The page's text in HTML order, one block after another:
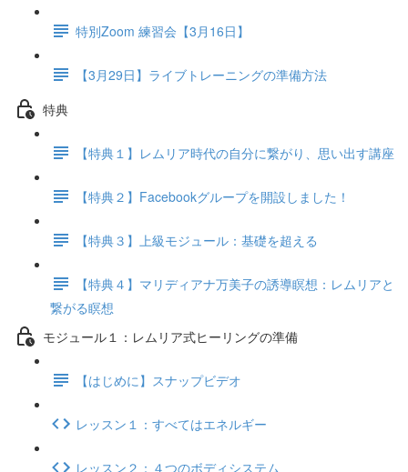
特別Zoom 練習会【3月16日】
【3月29日】ライブトレーニングの準備方法
特典
【特典１】レムリア時代の自分に繋がり、思い出す講座
【特典２】Facebookグループを開設しました！
【特典３】上級モジュール：基礎を超える
【特典４】マリディアナ万美子の誘導瞑想：レムリアと
繋がる瞑想
モジュール１：レムリア式ヒーリングの準備
【はじめに】スナップビデオ
レッスン１：すべてはエネルギー
レッスン２：４つのボディシステム